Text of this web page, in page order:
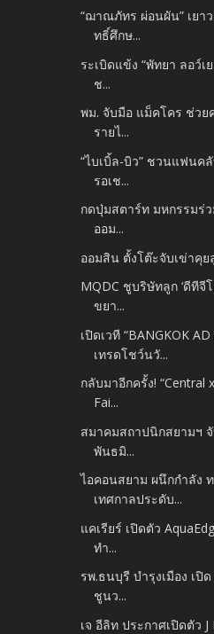
“ฌาณภัทร ผ่อนผัน” เยา
ทธิ์ศึกษ...
ระเบิดแข้ง “พัทยา ลอว์เ
ช...
พม. จับมือ แม็คโคร ช่วย
รายไ...
“ไบเบิ้ล-บิว” ชวนแฟนค
รอเช...
กดปุ่มสตาร์ท มหกรรมร่
ออม...
ออมสิน ตั้งโต๊ะจับเข่าคุ
MQDC ชูบริษัทลูก ‘ดีทีจี
ขยา...
เปิดเวที “BANGKOK
เทรดโชว์นวั...
กลับมาอีกครั้ง! “Central
Fai...
สมาคมสถาปนิกสยามฯ
พันธมิ...
ไอคอนสยาม ผนึกกำลัง
เทศกาลประดับ...
แคเรียร์ เปิดตัว
ทำ...
รพ.ธนบุรี บำรุงเมือง เปิ
ชูนว...
เจ อีลิท ประกาศเปิดตัว